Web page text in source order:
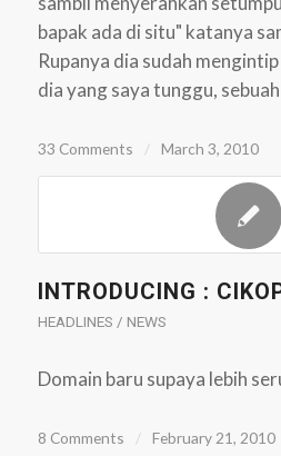
bapak ada di situ" katanya
Rupanya dia sudah
dia yang saya tunggu,
33 Comments / March 3, 2010
INTRODUCING :
HEADLINES / NEWS
Domain baru supaya lebih
8 Comments / February 21, 2010